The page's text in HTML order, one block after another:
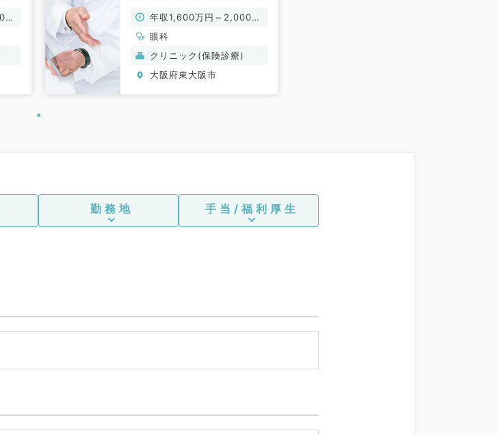
万
円◎外来・手術のお仕事で
す（眼科／常勤）
年収1,600万円～2,000万
円
眼科
クリニック(保険診療)
大阪府東大阪市
勤務地 手当/福利厚生